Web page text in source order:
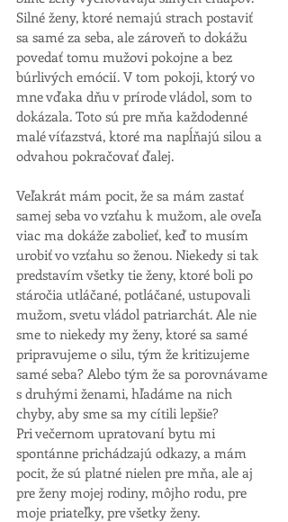
Silné ženy, ktoré nemajú strach postaviť
sa samé za seba, ale zároveň to dokážu
povedať tomu mužovi pokojne a bez
búrlivých emócií. V tom pokoji, ktorý vo
mne vďaka dňu v prírode vládol, som to
dokázala. Toto sú pre mňa každodenné
malé víťazstvá, ktoré ma napĺňajú silou a
odvahou pokračovať ďalej.
Veľakrát mám pocit, že sa mám zastať
samej seba vo vzťahu k mužom, ale oveľa
viac ma dokáže zabolieť, keď to musím
urobiť vo vzťahu so ženou. Niekedy si tak
predstavím všetky tie ženy, ktoré boli po
stáročia utláčané, potláčané, ustupovali
mužom, svetu vládol patriarchát. Ale nie
sme to niekedy my ženy, ktoré sa samé
pripravujeme o silu, tým že kritizujeme
samé seba? Alebo tým že sa porovnávame
s druhými ženami, hľadáme na nich
chyby, aby sme sa my cítili lepšie?
Pri večernom upratovaní bytu mi
spontánne prichádzajú odkazy, a mám
pocit, že sú platné nielen pre mňa, ale aj
pre ženy mojej rodiny, môjho rodu, pre
moje priateľky, pre všetky ženy.